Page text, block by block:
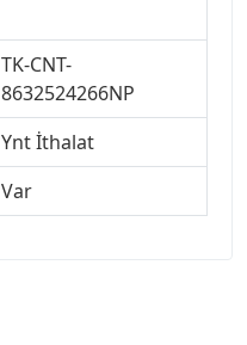
TK-CNT-
8632524266NP
Ynt İthalat
Var